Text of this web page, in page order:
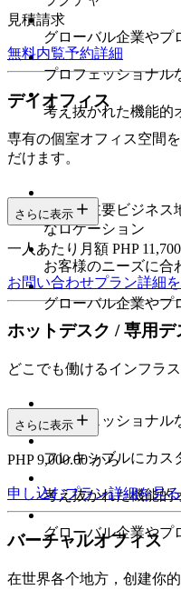
グローバル企業やプ
プロフェッショナル
考え抜かれた機能的
見積請求
無料内覧予約詳細
デイオフィス
専有の個室オフィス空間
だけます。
都市の主要ビジネス
なロケーション
お客様のニーズに合
グローバル企業やプ
さらに表示
一人あたり月額 PHP
お問い合わせプラン詳細
ホットデスク / 専用デ
どこでも働けるインフラ
プロフェッショナル
フレキシブルにカス
考え抜かれた機能的
グローバル企業やプ
さらに表示
PHP 9,000.00 から
申し込むプラン詳細を見る
バーチャルオフィス
在世界各个地方，创建你